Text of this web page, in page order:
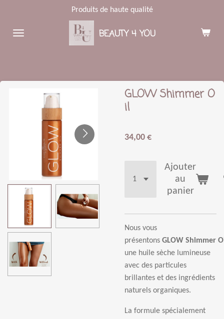
contenu
BEAUTY 4 YOU
Produits de haute qualité
GLOW Shimmer O
il
34,00 €
Ajouter
au
panier
Nous vous
présentons GLOW Shimmer
une huile sèche lumineuse
avec des particules
brillantes et des ingrédients
naturels organiques.
La formule spécialement